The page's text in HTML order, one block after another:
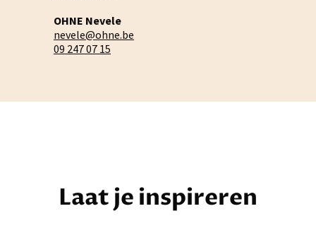
OHNE Nevele
nevele@ohne.be
09 247 07 15
Laat je inspireren